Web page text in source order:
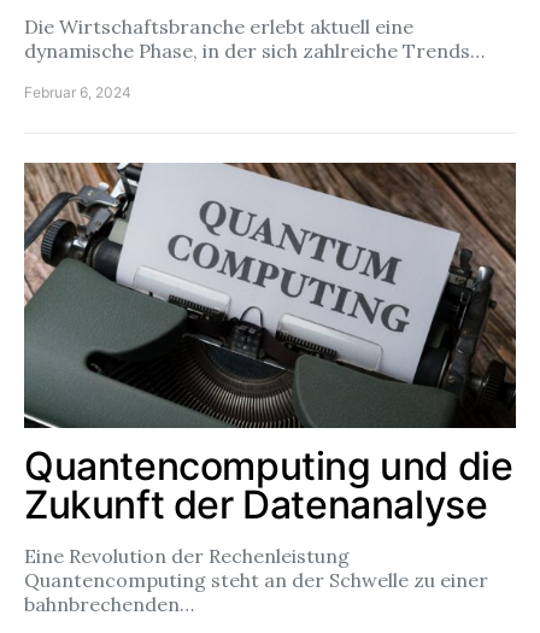
Die Wirtschaftsbranche erlebt aktuell eine
dynamische Phase, in der sich zahlreiche Trends…
Februar 6, 2024
Quantencomputing und die
Zukunft der Datenanalyse
Eine Revolution der Rechenleistung
Quantencomputing steht an der Schwelle zu einer
bahnbrechenden…